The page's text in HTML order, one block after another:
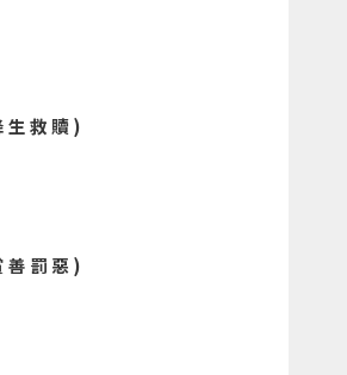
生救贖)
善罰惡)